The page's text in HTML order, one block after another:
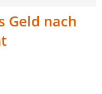
Geld nach